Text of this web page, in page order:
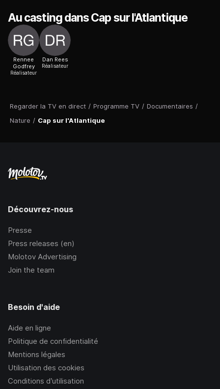
Regarder la TV en direct / Programme TV / Documentaires /
Nature / Cap sur l'Atlantique
Au casting dans Cap sur l'Atlantique
Rennee
Godfrey
Réalisateur
Dan Rees
Réalisateur
Découvrez-nous
Presse
Press releases (en)
Molotov Advertising
Join the team
Besoin d'aide
Aide en ligne
Politique de confidentialité
Mentions légales
Utilisation des cookies
Conditions d’utilisation